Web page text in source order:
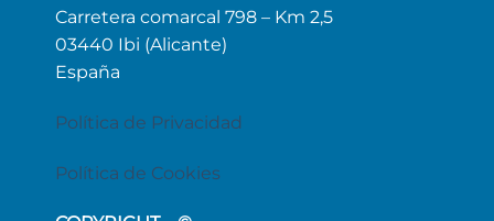
Carretera comarcal 798 – Km 2,5
03440 Ibi (Alicante)
España
Política de Privacidad
Política de Cookies